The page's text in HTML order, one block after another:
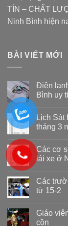
TÍN – CHẤT
Ninh Bình hiện
BÀI VIẾT MỚI
Điện
Bình uy
Lịch Sát
tháng 3
Các cơ
lái xe ở
Các
từ 15-2
Giáo
cồn